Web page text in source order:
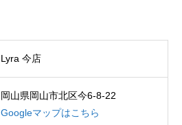
Lyra 今店
岡山県岡山市北区今6-8-22
Googleマップはこちら